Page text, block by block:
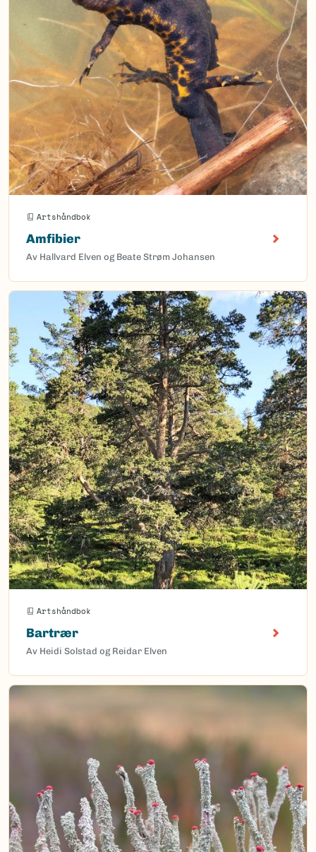
Artshåndbok
Amfibier
Av Hallvard Elven og Beate Strøm Johansen
Artshåndbok
Bartrær
Av Heidi Solstad og Reidar Elven